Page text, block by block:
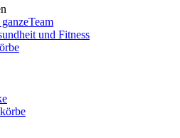
und Fitness